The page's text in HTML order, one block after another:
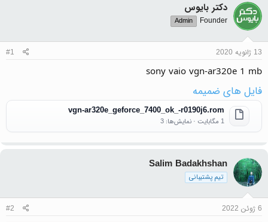
دکتر بایوس
Founder
Admin
13 ژانویه 2020 #1
sony vaio vgn-ar320e 1 mb
فایل های ضمیمه
vgn-ar320e_geforce_7400_ok_-r0190j6.rom
1 مگابایت · نمایش‌ها: 3
Salim Badakhshan
تیم پشتیبانی
6 ژوئن 2022 #2